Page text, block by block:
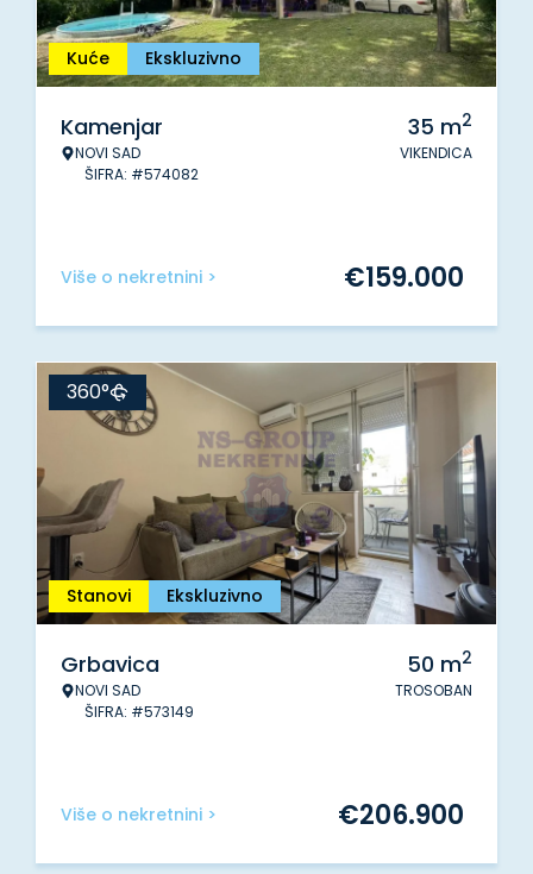
Kuće Ekskluzivno
Kamenjar
NOVI SAD
ŠIFRA: #574082
35 m2
VIKENDICA
Više o nekretnini > €159.000
Stanovi Ekskluzivno
360°
Grbavica
NOVI SAD
ŠIFRA: #573149
50 m2
TROSOBAN
Više o nekretnini > €206.900